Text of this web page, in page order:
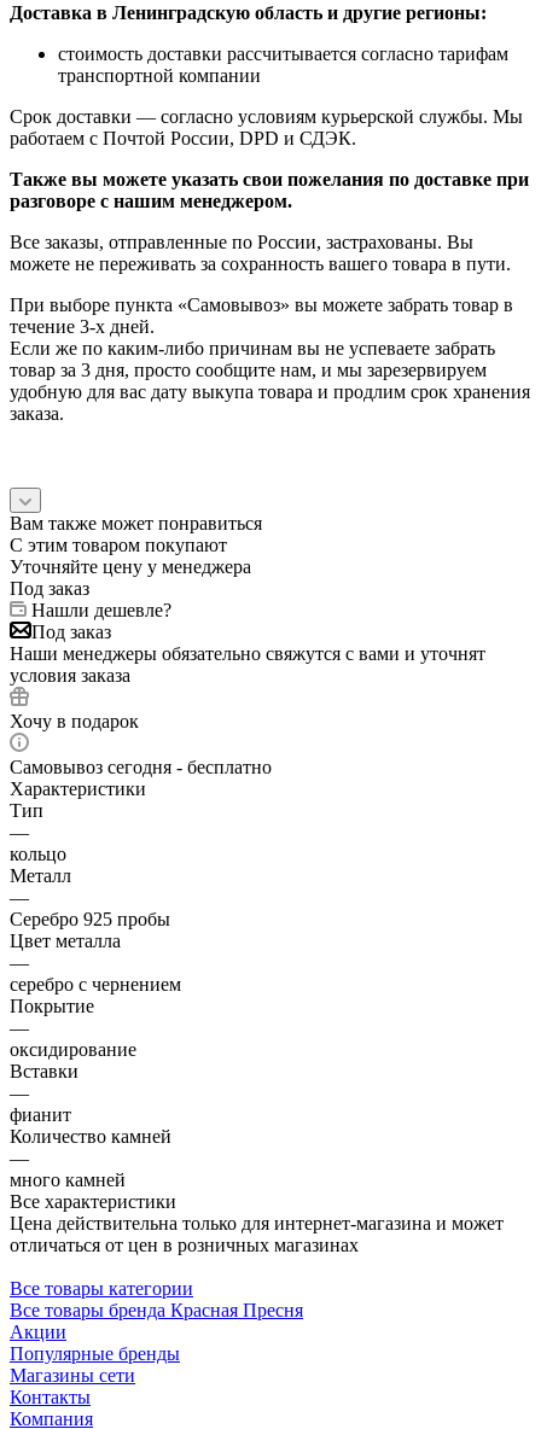
Доставка в Ленинградскую область и другие регионы:
стоимость доставки рассчитывается согласно тарифам
транспортной компании
Срок доставки — согласно условиям курьерской службы. Мы
работаем с Почтой России, DPD и СДЭК.
Также вы можете указать свои пожелания по доставке при
разговоре с нашим менеджером.
Все заказы, отправленные по России, застрахованы. Вы
можете не переживать за сохранность вашего товара в пути.
При выборе пункта «Самовывоз» вы можете забрать товар в
течение 3-х дней.
Если же по каким-либо причинам вы не успеваете забрать
товар за 3 дня, просто сообщите нам, и мы зарезервируем
удобную для вас дату выкупа товара и продлим срок хранения
заказа.
Вам также может понравиться
С этим товаром покупают
Уточняйте цену у менеджера
Под заказ
Нашли дешевле?
Под заказ
Наши менеджеры обязательно свяжутся с вами и уточнят
условия заказа
Хочу в подарок
Самовывоз сегодня - бесплатно
Характеристики
Тип
—
кольцо
Металл
—
Серебро 925 пробы
Цвет металла
—
серебро с чернением
Покрытие
—
оксидирование
Вставки
—
фианит
Количество камней
—
много камней
Все характеристики
Цена действительна только для интернет-магазина и может
отличаться от цен в розничных магазинах
Все товары категории
Все товары бренда Красная Пресня
Акции
Популярные бренды
Магазины сети
Контакты
Компания